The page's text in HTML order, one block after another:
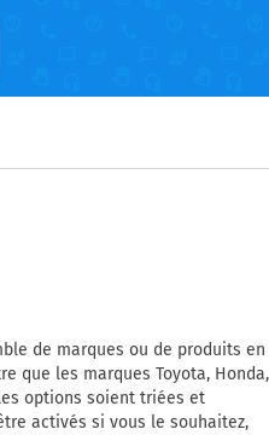
de marques ou de produits en
que les marques Toyota, Honda,
options soient triées et
activés si vous le souhaitez,